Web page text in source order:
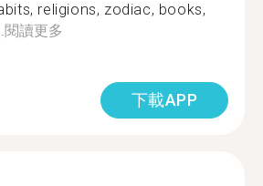
religions, zodiac, books,
閱讀更多
下載APP